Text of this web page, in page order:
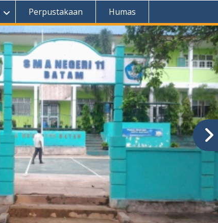
Perpustakaan Humas